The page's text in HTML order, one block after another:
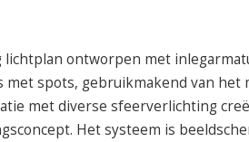
lichtplan ontworpen met
spots, gebruikmakend van het
met diverse sfeerverlichting
Het systeem is